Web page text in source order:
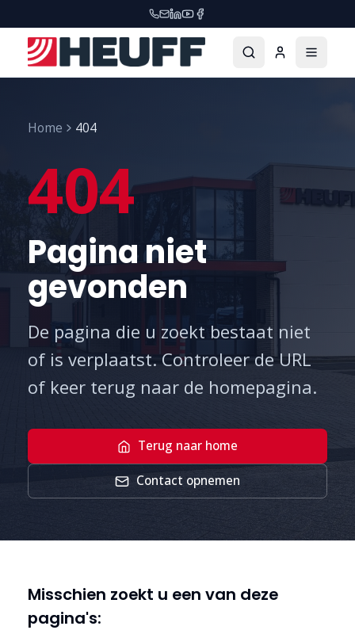
Home 404
404
Pagina niet
gevonden
De pagina die u zoekt bestaat niet
of is verplaatst. Controleer de URL
of keer terug naar de homepagina.
Terug naar home
Contact opnemen
Misschien zoekt u een van deze
pagina's: